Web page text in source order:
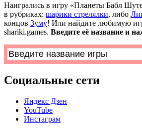
Наигрались в игру «Планеты Бабл
в рубриках: шарики стрелялки, либо
концов Зуму! Или найдите любимую
shariki.games. Введите её название и
Социальные сети
Яндекс Дзен
YouTube
Инстаграм